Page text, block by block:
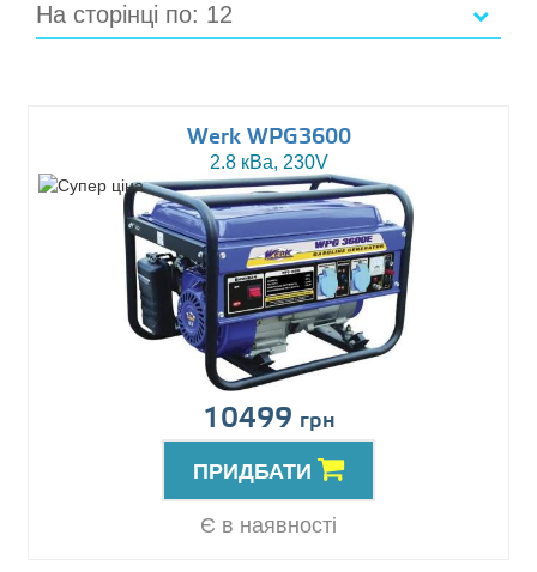
На сторінці по: 12
Werk WPG3600
2.8 кВа, 230V
10499 грн
ПРИДБАТИ
Є в наявності